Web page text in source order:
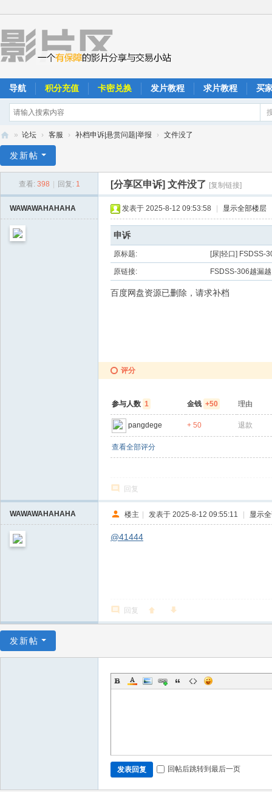
导航 积分充值 卡密兑换 发片教程 求片教程 买
片
» 论坛 › 客服 › 补档申诉|悬赏问题|举报 › 文件没了
发新帖
查看: 398 回复: 1 [分享区申诉] 文件没了 [复制链接]
WAWAWAHAHAHA 发表于 2025-8-12 09:53:58 显示全部楼层
申诉
原标题: [尿|轻口] FSDSS-
原链接: FSDSS-306越漏
百度网盘资源已删除，请求补档
评分
参与人数 1 金钱 +50 理由
pangdege + 50 退款
查看全部评分
回复
WAWAWAHAHAHA 楼主 | 发表于 2025-8-12 09:55:11 | 显示
@41444
回复
发新帖
发表回复 回帖后跳转到最后一页